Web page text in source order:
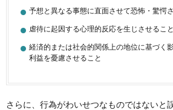
予想と異なる事態に直面させて恐怖・驚愕
虐待に起因する心理的反応を生じさせること
経済的または社会的関係上の地位に基づく
利益を憂慮させること
さらに、行為がわいせつなものではないと